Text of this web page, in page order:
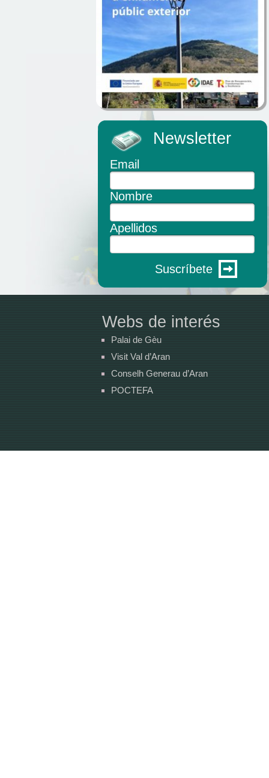
Newsletter
Email
Nombre
Apellidos
Suscríbete
Webs de interés
Palai de Gèu
Visit Val d’Aran
Conselh Generau d’Aran
POCTEFA